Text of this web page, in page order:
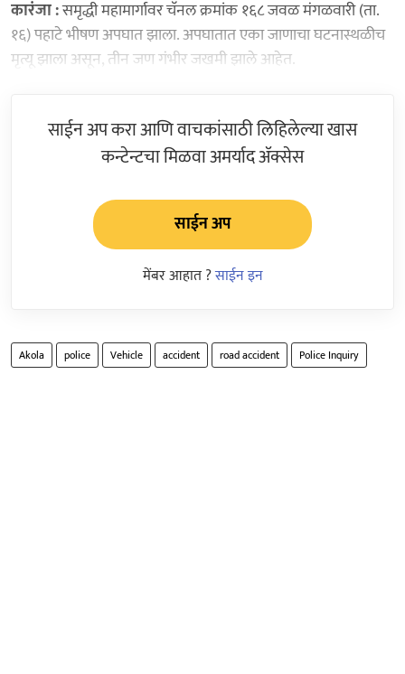
कारंजा :समृद्धी महामार्गावर चॅनल क्रमांक १६८ जवळ मंगळवारी (ता.
१६) पहाटे भीषण अपघात झाला. अपघातात एका जाणाचा घटनास्थळीच
मृत्यू झाला असून, तीन जण गंभीर जखमी झाले आहेत.
साईन अप करा आणि वाचकांसाठी लिहिलेल्या खास
कन्टेन्टचा मिळवा अमर्याद ॲक्सेस
साईन अप
मेंबर आहात ?साईन इन
Akola police Vehicle accident road accident Police Inquiry